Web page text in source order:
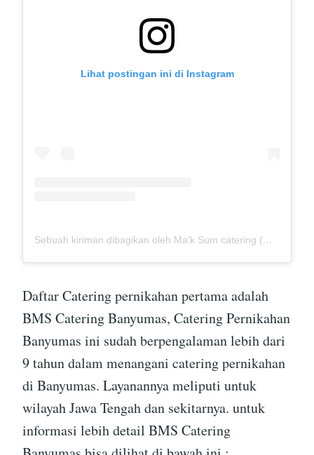
Lihat postingan ini di Instagram
Sebuah kiriman dibagikan oleh Ma'k Sum catering (@mak_sumcatering)
Daftar Catering pernikahan pertama adalah
BMS Catering Banyumas, Catering Pernikahan
Banyumas ini sudah berpengalaman lebih dari
9 tahun dalam menangani catering pernikahan
di Banyumas. Layanannya meliputi untuk
wilayah Jawa Tengah dan sekitarnya. untuk
informasi lebih detail BMS Catering